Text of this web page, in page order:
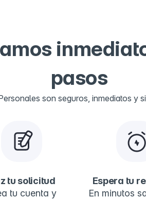
pasos
son seguros, inmediatos y
tu solicitud
tu cuenta y
Espera tu
En minutos